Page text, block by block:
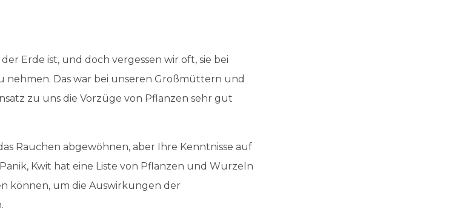
Erde ist, und doch vergessen wir oft, sie bei
nehmen. Das war bei unseren Großmüttern und
zu uns die Vorzüge von Pflanzen sehr gut
Rauchen abgewöhnen, aber Ihre Kenntnisse auf
Kwit hat eine Liste von Pflanzen und Wurzeln
können, um die Auswirkungen der